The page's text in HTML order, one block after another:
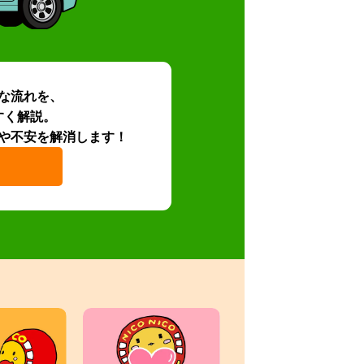
流れを、
解説。
不安を解消します！